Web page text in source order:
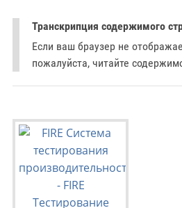
Транскрипция содержимого
Если ваш браузер не
пожалуйста, читайте